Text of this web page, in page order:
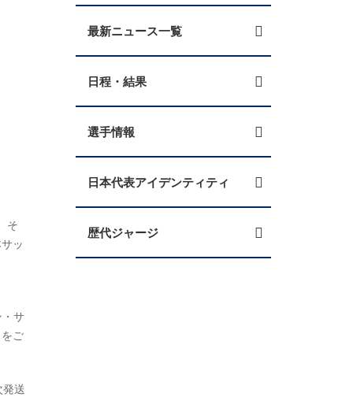
そ
ッ
サ
ご
送
最新ニュース一覧
日程・結果
選手情報
日本代表アイデンティティ
歴代ジャージ